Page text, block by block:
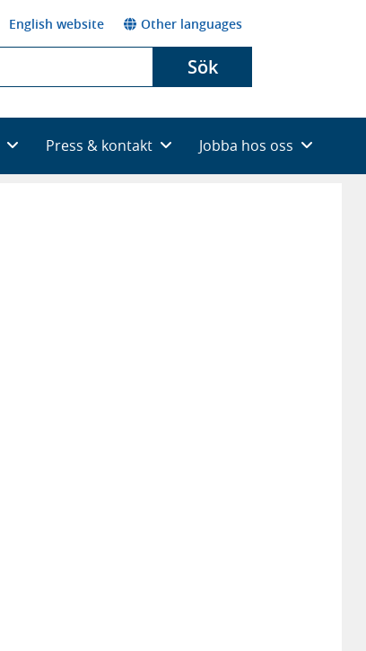
English website Other languages
Sök
Press & kontakt Jobba hos oss